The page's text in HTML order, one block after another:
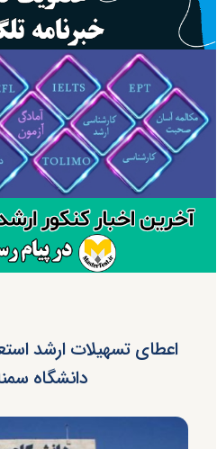
اعطای تسهیلات ارشد
دانشگاه سمنان